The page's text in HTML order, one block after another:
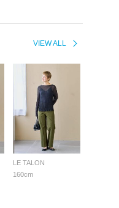
VIEW ALL
LE TALON
160cm